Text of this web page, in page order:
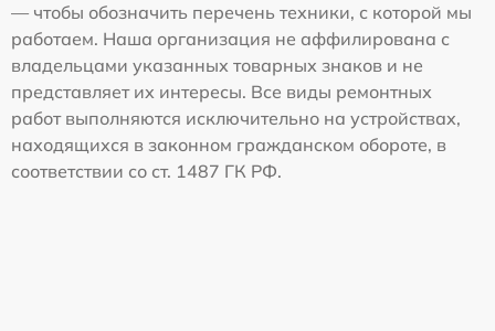
— чтобы обозначить перечень техники, с которой мы
работаем. Наша организация не аффилирована с
владельцами указанных товарных знаков и не
представляет их интересы. Все виды ремонтных
работ выполняются исключительно на устройствах,
находящихся в законном гражданском обороте, в
соответствии со ст. 1487 ГК РФ.